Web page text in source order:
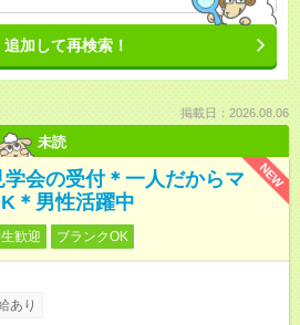
追加して再検索！
掲載日：2026.08.06
未読
NEW
会の受付＊一人だからマ
＊男性活躍中
歓迎 ブランクOK
あり